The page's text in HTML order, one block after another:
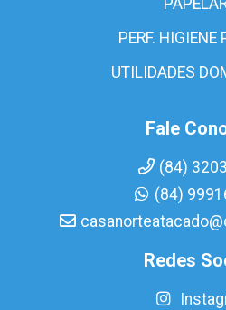
PERF. HIGIENE
UTILIDADES
Fale
(84)
(84)
Redes